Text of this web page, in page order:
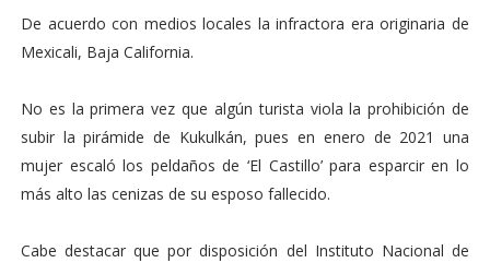
De acuerdo con medios locales la infractora era originaria de
Mexicali, Baja California.
No es la primera vez que algún turista viola la prohibición de
subir la pirámide de Kukulkán, pues en enero de 2021 una
mujer escaló los peldaños de ‘El Castillo’ para esparcir en lo
más alto las cenizas de su esposo fallecido.
Cabe destacar que por disposición del Instituto Nacional de